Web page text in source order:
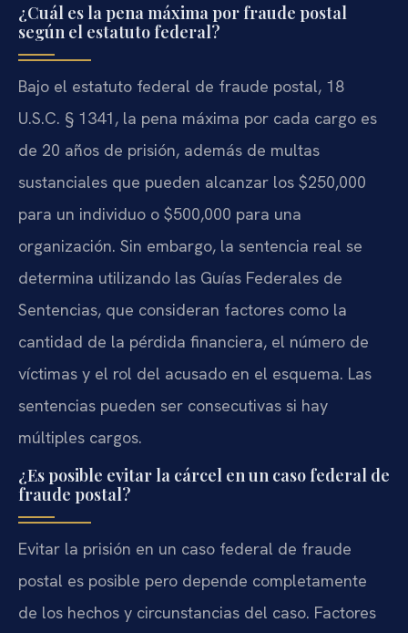
¿Cuál es la pena máxima por fraude postal
según el estatuto federal?
Bajo el estatuto federal de fraude postal, 18
U.S.C. § 1341, la pena máxima por cada cargo es
de 20 años de prisión, además de multas
sustanciales que pueden alcanzar los $250,000
para un individuo o $500,000 para una
organización. Sin embargo, la sentencia real se
determina utilizando las Guías Federales de
Sentencias, que consideran factores como la
cantidad de la pérdida financiera, el número de
víctimas y el rol del acusado en el esquema. Las
sentencias pueden ser consecutivas si hay
múltiples cargos.
¿Es posible evitar la cárcel en un caso federal de
fraude postal?
Evitar la prisión en un caso federal de fraude
postal es posible pero depende completamente
de los hechos y circunstancias del caso. Factores